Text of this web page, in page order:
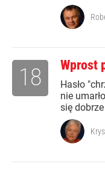
Wprost
Hasło
nie
się dobrze
18